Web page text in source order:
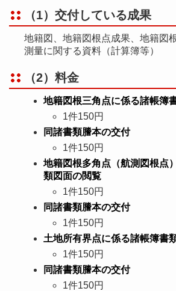
（1）交付している成果
地籍図、地籍図根点成果、地籍図
測量に関する資料（計算簿等）
（2）料金
地籍図根三角点に係る諸帳簿
1件150円
同諸書類謄本の交付
1件150円
地籍図根多角点（航測図根点
類図面の閲覧
1件150円
同諸書類謄本の交付
1件150円
土地所有界点に係る諸帳簿書
1件150円
同諸書類謄本の交付
1件150円